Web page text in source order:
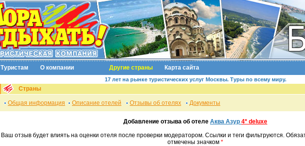
Туристам О компании Другие страны Карта сайта
17 лет на рынке туристических услуг Москвы. Туры по всему миру.
Страны
Общая информация Описание отелей Отзывы об отелях Документы
Добавление отзыва об отеле Аква Азур 4* deluxe
Ваш отзыв будет влиять на оценки отеля после проверки модератором. Ссылки и теги фильтруются.
отмечены значком *